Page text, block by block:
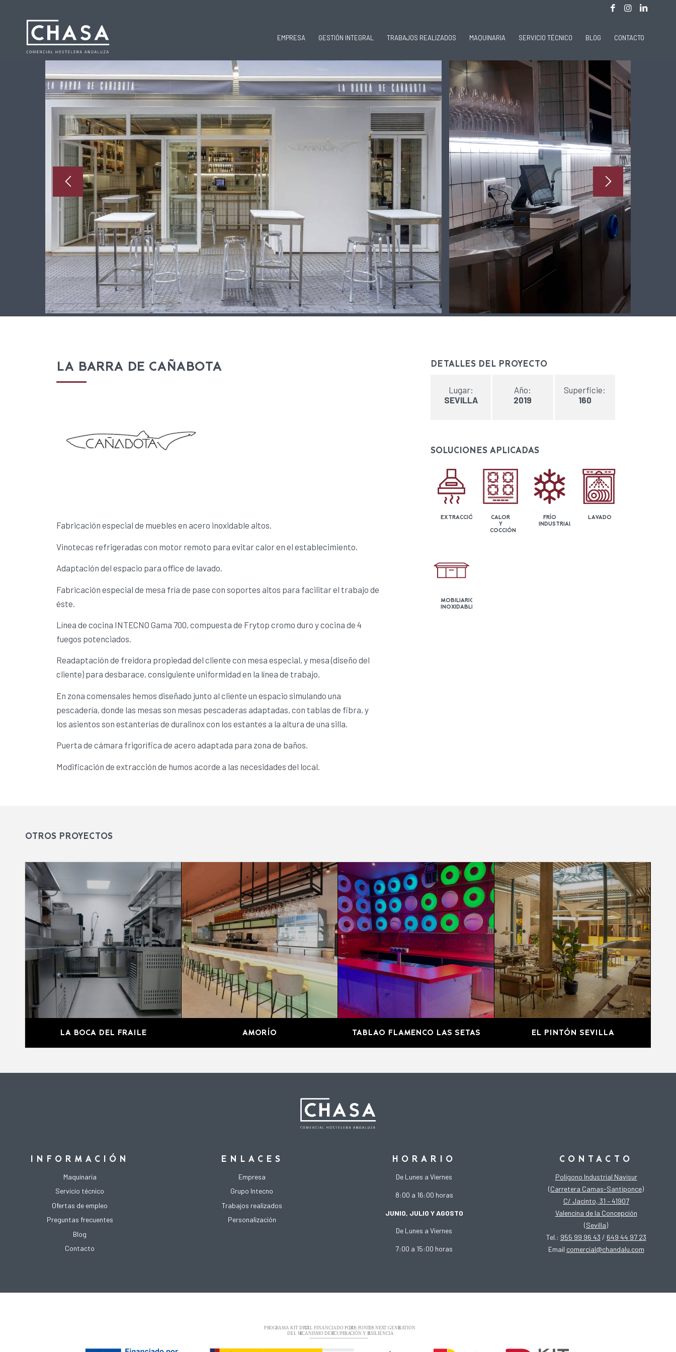
EMPRESA GESTIÓN INTEGRAL TRABAJOS REALIZADOS MAQUINARIA SERVICIO TÉCNICO BLOG CONTACTO
LA BARRA DE CAÑABOTA
Fabricación especial de muebles en acero inoxidable altos.
Vinotecas refrigeradas con motor remoto para evitar calor en el establecimiento.
Adaptación del espacio para office de lavado.
Fabricación especial de mesa fría de pase con soportes altos para facilitar el trabajo de
éste.
Línea de cocina INTECNO Gama 700, compuesta de Frytop cromo duro y cocina de 4
fuegos potenciados.
Readaptación de freidora propiedad del cliente con mesa especial, y mesa (diseño del
cliente) para desbarace, consiguiente uniformidad en la línea de trabajo.
En zona comensales hemos diseñado junto al cliente un espacio simulando una
pescadería, donde las mesas son mesas pescaderas adaptadas, con tablas de fibra, y
los asientos son estanterías de duralinox con los estantes a la altura de una silla.
Puerta de cámara frigorífica de acero adaptada para zona de baños.
Modificación de extracción de humos acorde a las necesidades del local.
DETALLES DEL PROYECTO
Lugar:
SEVILLA
Año:
2019
Superficie:
160
SOLUCIONES APLICADAS
EXTRACCIÓN
CALOR
Y
COCCIÓN
FRÍO
INDUSTRIAL
LAVADO
MOBILIARIO
INOXIDABLE
OTROS PROYECTOS
LA BOCA DEL FRAILE AMORÍO TABLAO FLAMENCO LAS SETAS EL PINTÓN SEVILLA
INFORMACIÓN
Maquinaria
Servicio técnico
Ofertas de empleo
Preguntas frecuentes
Blog
Contacto
ENLACES
Empresa
Grupo Intecno
Trabajos realizados
Personalización
HORARIO
De Lunes a Viernes
8:00 a 16:00 horas
JUNIO, JULIO Y AGOSTO
De Lunes a Viernes
7:00 a 15:00 horas
CONTACTO
Polígono Industrial Navisur
(Carretera Camas-Santiponce)
C/ Jacinto, 31 – 41907
Valencina de la Concepción
(Sevilla)
Tel.: 955 99 96 43 / 649 44 97 23
Email comercial@chandalu.com